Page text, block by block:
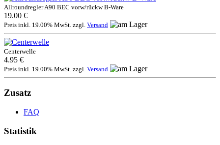
Allroundregler A90 BEC vorw/rückw B-Ware
19.00 €
Preis inkl. 19.00% MwSt. zzgl. Versand
Centerwelle
4.95 €
Preis inkl. 19.00% MwSt. zzgl. Versand
Zusatz
FAQ
Statistik